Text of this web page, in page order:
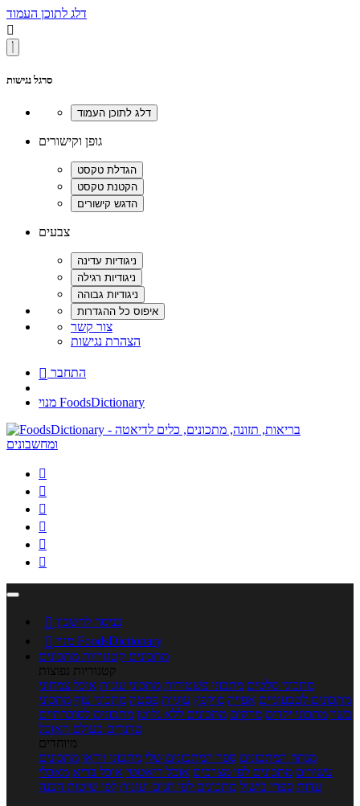
דלג לתוכן העמוד

סרגל נגישות
גופן וקישורים
צבעים
צור קשר
הצהרת נגישות
 התחבר
מנוי FoodsDictionary






 כניסה לחשבון

מנוי FoodsDictionary
מתכונים קטגוריות מתכונים
קטגוריות נפוצות
מתכוני סלטים מתכוני פשטידות מתכוני עוגות אוכל צמחוני
מתכונים לטבעוניים אפייה מוקפץ עוגיות פסטה מתכוני עוף מתכוני
בשר מתכוני ילדים מרקים מתכונים ללא גלוטן מתכונים לסוכרתיים
טרנדים בעולם האוכל
מיוחדים
מנתח המתכונים ספר המתכונים שלי מתכוני וידאו מתכונים
עשירים מתכונים לפי מצרכים אוכל דיאטטי אוכל בריא מאכלי
עדות ספרי בישול מתכונים לפי חגים ועונות לפי שיטות הכנה